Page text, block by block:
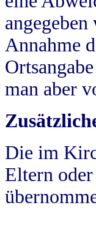
Annahme
man aber
Die im
Eltern